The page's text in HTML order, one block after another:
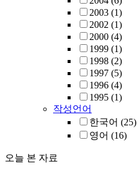
2003 (1)
2002 (1)
2000 (4)
1999 (1)
1998 (2)
1997 (5)
1996 (4)
1995 (1)
작성언어
한국어 (25)
영어 (16)
오늘 본 자료